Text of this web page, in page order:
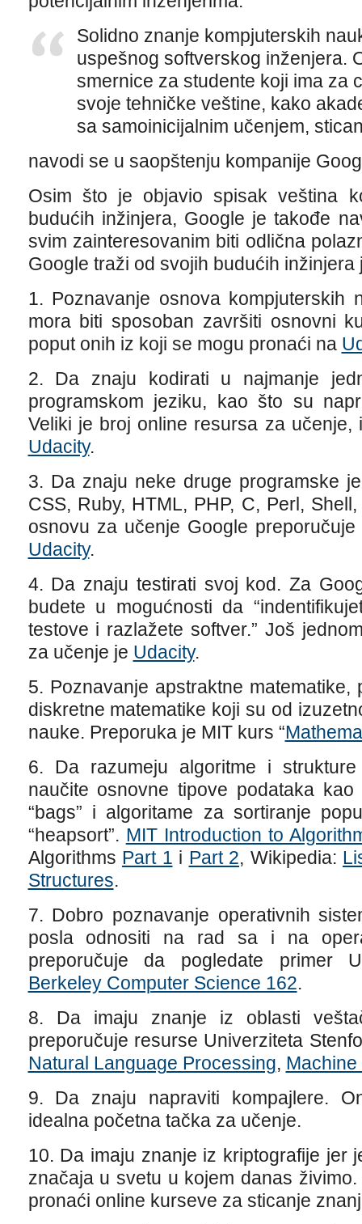
Solidno znanje kompjuterskih
uspešnog softverskog inženjera.
smernice za studente koji ima za
svoje tehničke veštine, kako
sa samoinicijalnim učenjem,
navodi se u saopštenju kompanije
Osim što je objavio spisak veština
budućih inžinjera, Google je takođe
svim zainteresovanim biti odlična
Google traži od svojih budućih inžinjera
1. Poznavanje osnova kompjuterskih
mora biti sposoban završiti osnovni
poput onih iz koji se mogu pronaći na
2. Da znaju kodirati u najmanje
programskom jeziku, kao što su
Veliki je broj online resursa za
Udacity.
3. Da znaju neke druge programske
CSS, Ruby, HTML, PHP, C, Perl,
osnovu za učenje Google
Udacity.
4. Da znaju testirati svoj kod. Za
budete u mogućnosti da
testove i razlažete softver.” Još
za učenje je Udacity.
5. Poznavanje apstraktne
diskretne matematike koji su od
nauke. Preporuka je MIT kurs “
6. Da razumeju algoritme i
naučite osnovne tipove podataka kao
“bags” i algoritame za sortiranje
“heapsort”. MIT Introduction to
Algorithms Part 1 i Part 2, Wikipedia:
Structures.
7. Dobro poznavanje operativnih
posla odnositi na rad sa i na
preporučuje da pogledate primer
Berkeley Computer Science 162.
8. Da imaju znanje iz oblasti
preporučuje resurse Univerziteta
Natural Language Processing,
9. Da znaju napraviti kompajlere.
idealna početna tačka za učenje.
10. Da imaju znanje iz kriptografije jer
značaja u svetu u kojem danas
pronaći online kurseve za sticanje